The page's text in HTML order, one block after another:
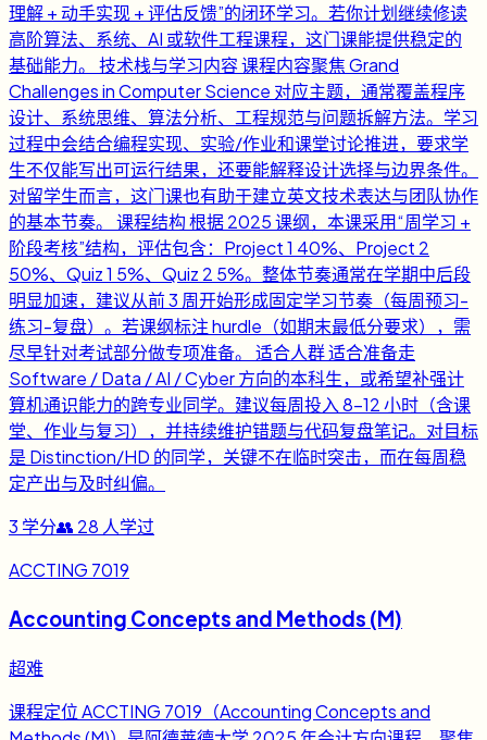
理解 + 动手实现 + 评估反馈”的闭环学习。若你计划继续修读
高阶算法、系统、AI 或软件工程课程，这门课能提供稳定的
基础能力。 技术栈与学习内容 课程内容聚焦 Grand
Challenges in Computer Science 对应主题，通常覆盖程序
设计、系统思维、算法分析、工程规范与问题拆解方法。学习
过程中会结合编程实现、实验/作业和课堂讨论推进，要求学
生不仅能写出可运行结果，还要能解释设计选择与边界条件。
对留学生而言，这门课也有助于建立英文技术表达与团队协作
的基本节奏。 课程结构 根据 2025 课纲，本课采用“周学习 +
阶段考核”结构，评估包含：Project 1 40%、Project 2
50%、Quiz 1 5%、Quiz 2 5%。整体节奏通常在学期中后段
明显加速，建议从前 3 周开始形成固定学习节奏（每周预习-
练习-复盘）。若课纲标注 hurdle（如期末最低分要求），需
尽早针对考试部分做专项准备。 适合人群 适合准备走
Software / Data / AI / Cyber 方向的本科生，或希望补强计
算机通识能力的跨专业同学。建议每周投入 8-12 小时（含课
堂、作业与复习），并持续维护错题与代码复盘笔记。对目标
是 Distinction/HD 的同学，关键不在临时突击，而在每周稳
定产出与及时纠偏。
3 学分👥 28 人学过
ACCTING 7019
Accounting Concepts and Methods (M)
超难
课程定位 ACCTING 7019（Accounting Concepts and